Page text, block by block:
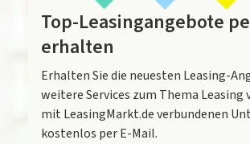
Top-Leasingangebote
erhalten
Erhalten Sie die neuesten Leasing-
weitere Services zum Thema Leasing
mit LeasingMarkt.de verbundenen
kostenlos per E-Mail.